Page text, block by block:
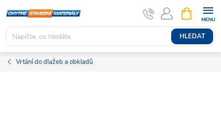
na
obsah
HLEDAT
NÁKUPNÍ
KOŠÍK
Vrtání do dlažeb a obkladů